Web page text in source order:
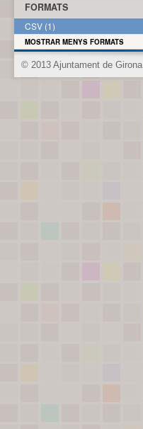
FORMATS
CSV (1)
MOSTRAR MENYS FORMATS
© 2013 Ajuntament de Girona